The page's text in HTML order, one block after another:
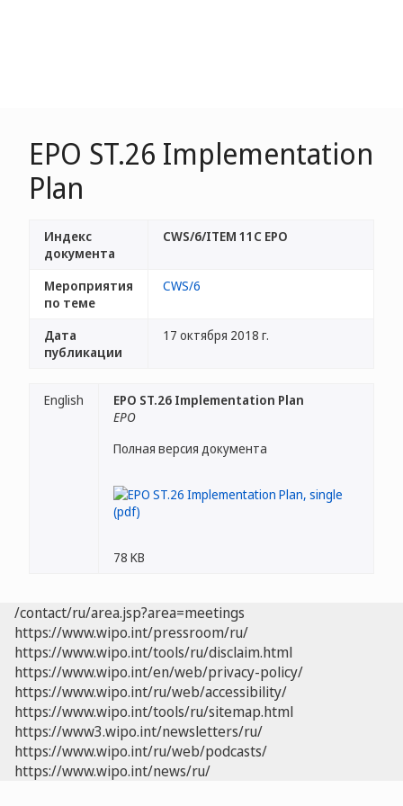
EPO ST.26 Implementation
Plan
Индекс
документа
CWS/6/ITEM 11C EPO
Мероприятия
по теме
CWS/6
Дата
публикации
17 октября 2018 г.
English
EPO ST.26 Implementation Plan
EPO
Полная версия документа
78 KB
/contact/ru/area.jsp?area=meetings
https://www.wipo.int/pressroom/ru/
https://www.wipo.int/tools/ru/disclaim.html
https://www.wipo.int/en/web/privacy-policy/
https://www.wipo.int/ru/web/accessibility/
https://www.wipo.int/tools/ru/sitemap.html
https://www3.wipo.int/newsletters/ru/
https://www.wipo.int/ru/web/podcasts/
https://www.wipo.int/news/ru/